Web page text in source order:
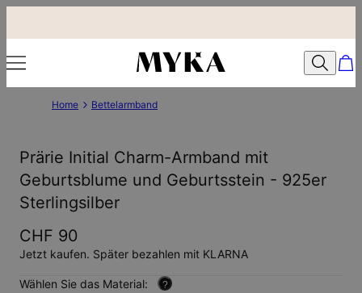
Home Bettelarmband
Prärie Initial Charm-Armband mit
Geburtsblume und Geburtsstein - 925er
Sterlingsilber
CHF 90
Jetzt kaufen. Später bezahlen mit KLARNA
Wählen Sie das Material: ?